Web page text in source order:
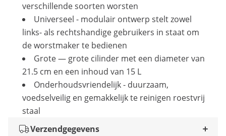
verschillende soorten worsten
Universeel - modulair ontwerp stelt zowel
links- als rechtshandige gebruikers in staat om
de worstmaker te bedienen
Grote — grote cilinder met een diameter van
21.5 cm en een inhoud van 15 L
Onderhoudsvriendelijk - duurzaam,
voedselveilig en gemakkelijk te reinigen roestvrij
staal
Verzendgegevens